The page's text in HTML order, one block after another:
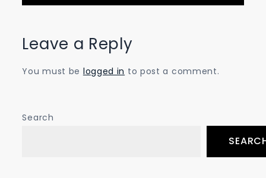
Leave a Reply
You must be logged in to post a comment.
Search